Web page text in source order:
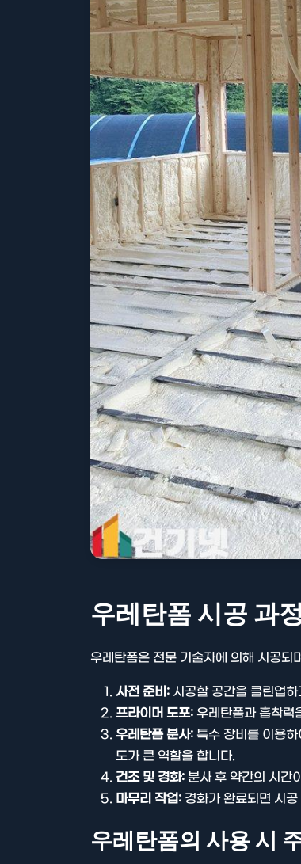
우레탄폼 시공 과정
우레탄폼은 전문 기술자에 의해 시공되
사전 준비: 시공할 공간을 클린업
프라이머 도포: 우레탄폼과 흡착력
우레탄폼 분사: 특수 장비를 이용
도가 큰 역할을 합니다.
건조 및 경화: 분사 후 약간의 시간
마무리 작업: 경화가 완료되면 시
우레탄폼의 사용 시